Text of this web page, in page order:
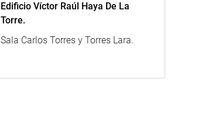
Edificio Víctor Raúl Haya De La
Torre.
Sala Carlos Torres y Torres Lara.